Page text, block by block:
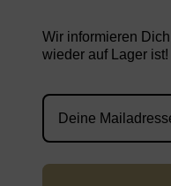
Wir informieren
wieder auf Lager ist!